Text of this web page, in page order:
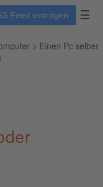
Feed eintragen ☰
> Einen Pc selber